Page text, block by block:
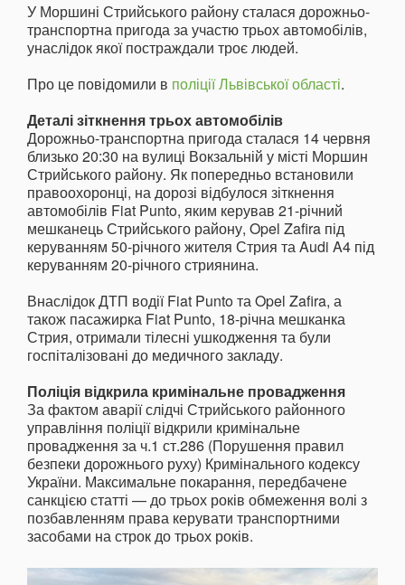
У Моршині Стрийського району сталася дорожньо-
транспортна пригода за участю трьох автомобілів,
унаслідок якої постраждали троє людей.
Про це повідомили в поліції Львівської області.
Деталі зіткнення трьох автомобілів
Дорожньо-транспортна пригода сталася 14 червня
близько 20:30 на вулиці Вокзальній у місті Моршин
Стрийського району. Як попередньо встановили
правоохоронці, на дорозі відбулося зіткнення
автомобілів Fiat Punto, яким керував 21-річний
мешканець Стрийського району, Opel Zafira під
керуванням 50-річного жителя Стрия та Audi A4 під
керуванням 20-річного стриянина.
Внаслідок ДТП водії Fiat Punto та Opel Zafira, а
також пасажирка Fiat Punto, 18-річна мешканка
Стрия, отримали тілесні ушкодження та були
госпіталізовані до медичного закладу.
Поліція відкрила кримінальне провадження
За фактом аварії слідчі Стрийського районного
управління поліції відкрили кримінальне
провадження за ч.1 ст.286 (Порушення правил
безпеки дорожнього руху) Кримінального кодексу
України. Максимальне покарання, передбачене
санкцією статті — до трьох років обмеження волі з
позбавленням права керувати транспортними
засобами на строк до трьох років.